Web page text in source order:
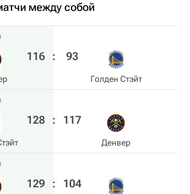
между собой
116 : 93
Голден Стэйт
128 : 117
Денвер
129 : 104